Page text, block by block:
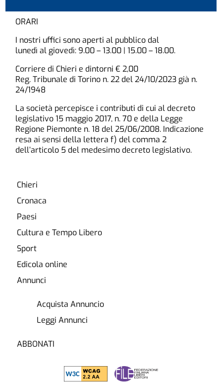
ORARI
I nostri uffici sono aperti al pubblico dal
lunedì al giovedì: 9.00 – 13.00 | 15.00 – 18.00.
Corriere di Chieri e dintorni € 2,00
Reg. Tribunale di Torino n. 22 del 24/10/2023 già n.
24/1948
La società percepisce i contributi di cui al decreto
legislativo 15 maggio 2017, n. 70 e della Legge
Regione Piemonte n. 18 del 25/06/2008. Indicazione
resa ai sensi della lettera f) del comma 2
dell’articolo 5 del medesimo decreto legislativo.
Chieri
Cronaca
Paesi
Cultura e Tempo Libero
Sport
Edicola online
Annunci
Acquista Annuncio
Leggi Annunci
ABBONATI